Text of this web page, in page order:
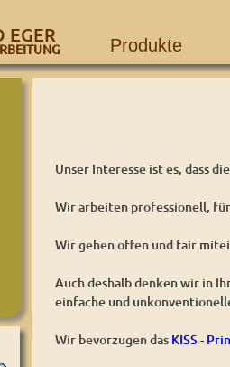
EGER Produkte
Unser Interesse ist es, dass
Wir arbeiten professionell,
Wir gehen offen und fair
Auch deshalb denken wir in
einfache und
Wir bevorzugen das KISS -